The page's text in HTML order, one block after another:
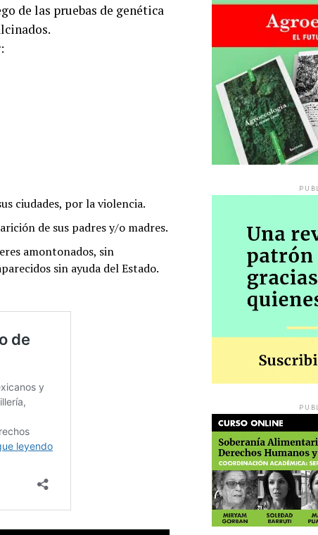
de las pruebas de genética
ciudades, por la violencia.
de sus padres y/o madres.
amontonados, sin
sin ayuda del Estado.